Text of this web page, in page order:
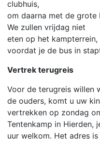
clubhuis,
om daarna met de grote
We zullen vrijdag niet
eten op het
voordat je de bus in
Vertrek terugreis
Voor de terugreis willen
de ouders, komt u uw
vertrekken op zondag
Tentenkamp in Hierden,
uur welkom. Het adres